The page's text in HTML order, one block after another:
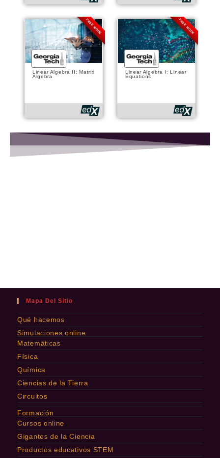
FREE MODE
Linear Algebra II: Matrix
Algebra
FREE MODE
Linear Algebra I: Linear
Equations
Mapa Del Sitio
Qué hacemos
Simulaciones online
Matemáticas
Física
Química
Ciencias de la Tierra
Circuitos
Formación
Cursos online
Gigantes de la Ciencia
Productos educativos STEM